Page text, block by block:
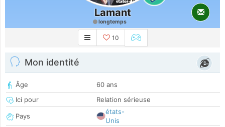
Lamant
longtemps
10
Mon identité
Âge
60 ans
Ici pour
Relation sérieuse
Pays
états-
Unis